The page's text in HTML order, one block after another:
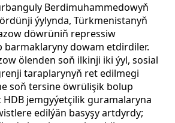
Berdimuhammedowyň
ýylynda, Türkmenistanyň
döwrüniň repressiw
barmaklaryny dowam etdirdiler.
ölenden soň ilkinji iki ýyl, sosial
taraplarynyň ret edilmegi
soň tersine öwrülişik bolup
HDB jemgyýetçilik guramalaryna
edilýän basyşy artdyrdy;